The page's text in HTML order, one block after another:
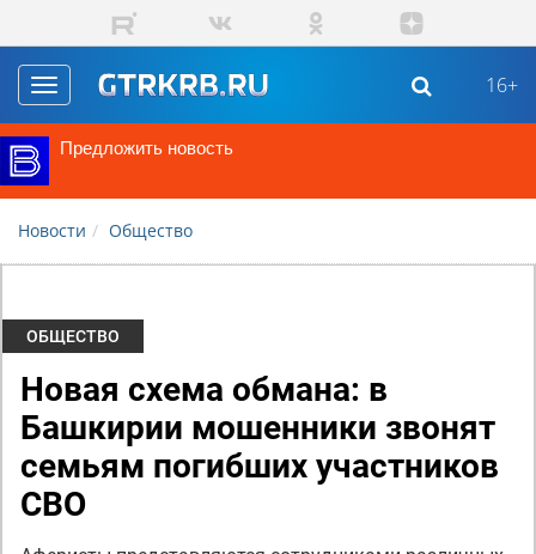
Перейти к основному содержанию
Toggle
navigation
16+
Предложить новость
Новости Общество
ОБЩЕСТВО
Новая схема обмана: в
Башкирии мошенники звонят
семьям погибших участников
СВО